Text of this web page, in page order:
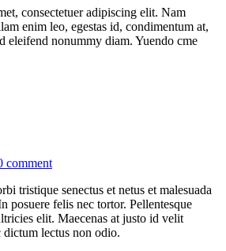
consectetuer adipiscing elit. Nam
enim leo, egestas id, condimentum at,
eleifend nonummy diam. Yuendo cme
comment
tristique senectus et netus et malesuada
posuere felis nec tortor. Pellentesque
elit. Maecenas at justo id velit
lectus non odio.